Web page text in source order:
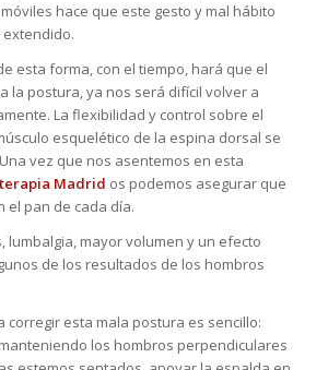
hace que este gesto y mal hábito
extendido.
esta forma, con el tiempo, hará que el
la postura, ya nos será difícil volver a
La flexibilidad y control sobre el
esquelético de la espina dorsal se
vez que nos asentemos en esta
Madrid os podemos asegurar que
el pan de cada día.
lumbalgia, mayor volumen y un efecto
de los resultados de los hombros
corregir esta mala postura es sencillo:
los hombros perpendiculares